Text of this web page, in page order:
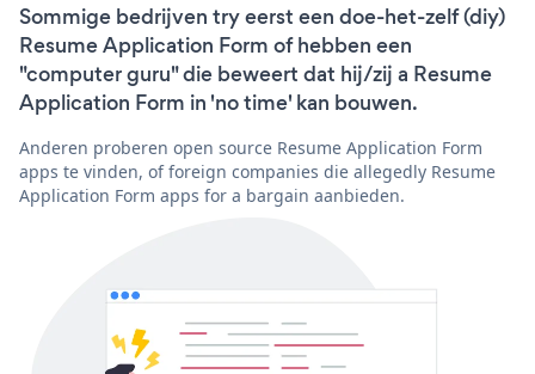
Sommige bedrijven try eerst een doe-het-zelf (diy)
Resume Application Form of hebben een
"computer guru" die beweert dat hij/zij a Resume
Application Form in 'no time' kan bouwen.
Anderen proberen open source Resume Application Form
apps te vinden, of foreign companies die allegedly Resume
Application Form apps for a bargain aanbieden.